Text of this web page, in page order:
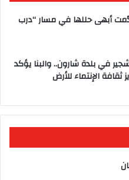
أبهى حللها في مسار “درب
في بلدة شارون.. والبنا يؤكد
الإنتماء للأرض